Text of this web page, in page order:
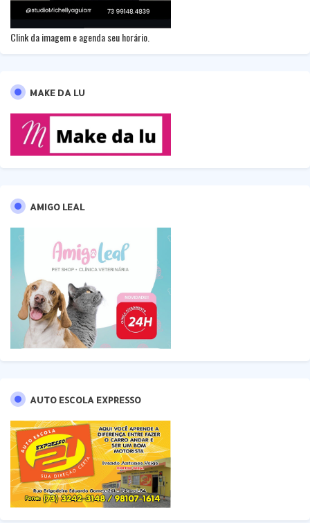
Clink da imagem e agenda seu horário.
MAKE DA LU
AMIGO LEAL
AUTO ESCOLA EXPRESSO